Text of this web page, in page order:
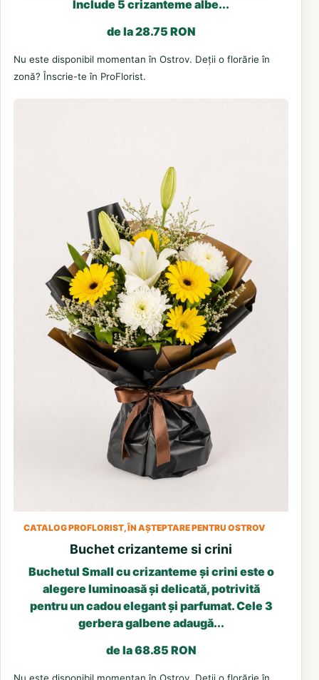
Include 5 crizanteme albe...
de la 28.75 RON
Nu este disponibil momentan în Ostrov. Deții o florărie în
zonă? Înscrie-te în ProFlorist.
CATALOG PROFLORIST, ÎN AȘTEPTARE PENTRU OSTROV
Buchet crizanteme si crini
Buchetul Small cu crizanteme și crini este o
alegere luminoasă și delicată, potrivită
pentru un cadou elegant și parfumat. Cele 3
gerbera galbene adaugă...
de la 68.85 RON